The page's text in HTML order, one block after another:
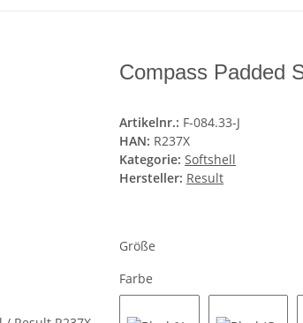
Compass Padded
Artikelnr.: F-084.33-J
HAN: R237X
Kategorie: Softshell
Hersteller: Result
Größe
Farbe